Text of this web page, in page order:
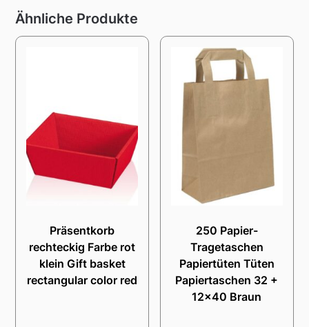
Ähnliche Produkte
Präsentkorb
rechteckig Farbe rot
klein Gift basket
rectangular color red
250 Papier-
Tragetaschen
Papiertüten Tüten
Papiertaschen 32 +
12×40 Braun